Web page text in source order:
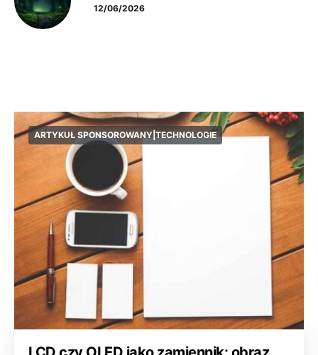
12/06/2026
ARTYKUŁ SPONSOROWANY|TECHNOLOGIE